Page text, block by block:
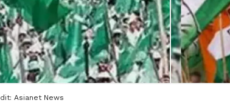
Asianet News